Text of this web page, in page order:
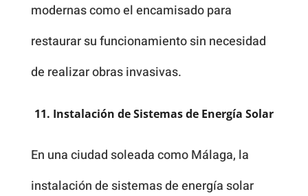
modernas como el encamisado para
restaurar su funcionamiento sin necesidad
de realizar obras invasivas.
11. Instalación de Sistemas de Energía Solar
En una ciudad soleada como Málaga, la
instalación de sistemas de energía solar